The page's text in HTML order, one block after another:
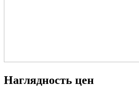
Наглядность цен